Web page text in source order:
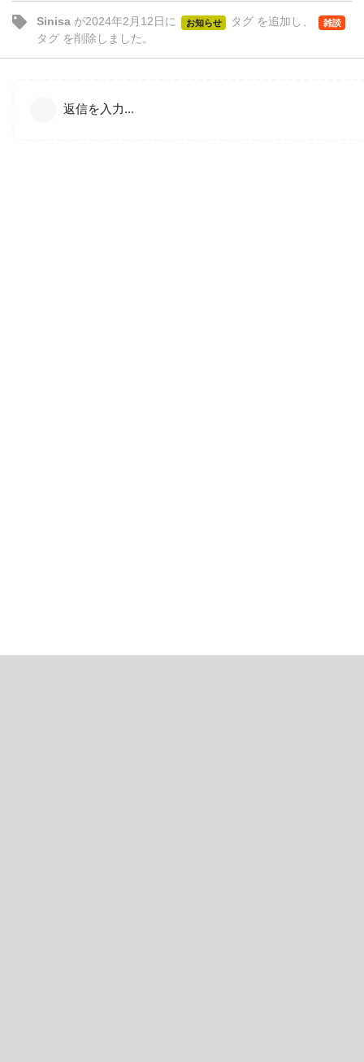
Sinisa が2024年2月12日 に お知らせ タグ を追加し、 雑談
タグ を削除しました。
返信を入力...